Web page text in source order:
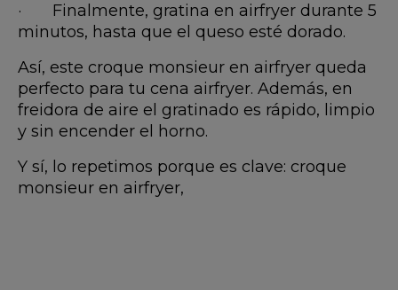
· Finalmente, gratina en airfryer durante 5
minutos, hasta que el queso esté dorado.
Así, este croque monsieur en airfryer queda
perfecto para tu cena airfryer. Además, en
freidora de aire el gratinado es rápido, limpio
y sin encender el horno.
Y sí, lo repetimos porque es clave: croque
monsieur en airfryer,